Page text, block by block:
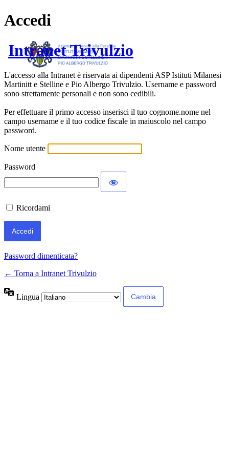
Accedi
Intranet Trivulzio
L'accesso alla Intranet è riservata ai dipendenti ASP Istituti Milanesi
Martinitt e Stelline e Pio Albergo Trivulzio. Username e password
sono strettamente personali e non sono cedibili.
Per effettuare il primo accesso inserisci il tuo cognome.nome nel
campo username e il tuo codice fiscale in maiuscolo nel campo
password.
Nome utente
Password
Ricordami
Password dimenticata?
← Torna a Intranet Trivulzio
Lingua